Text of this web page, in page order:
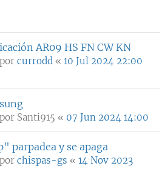
AR09 HS FN CW KN
currodd « 10 Jul 2024 22:00
Santi915 « 07 Jun 2024 14:00
parpadea y se apaga
chispas-gs « 14 Nov 2023